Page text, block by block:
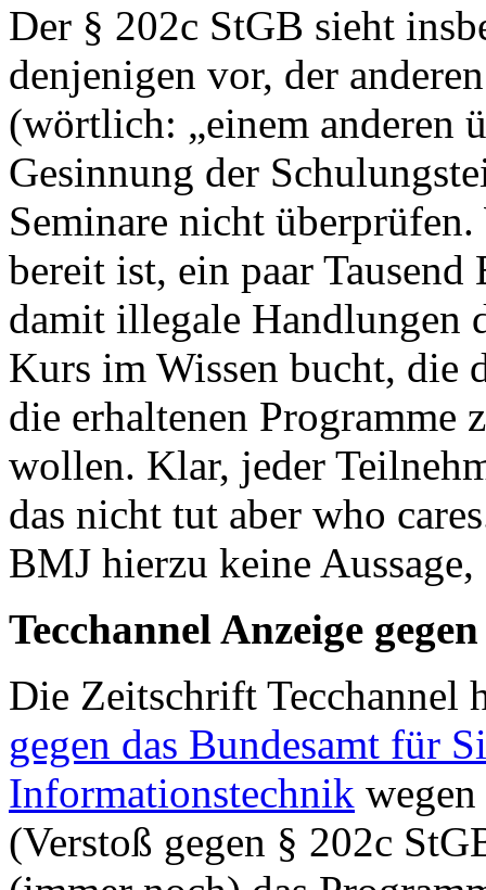
Der § 202c StGB sieht
denjenigen vor, der
(wörtlich: „einem anderen
Gesinnung der
Seminare nicht
bereit ist, ein paar
damit illegale Handlungen
Kurs im Wissen bucht, die
die erhaltenen Programme
wollen. Klar, jeder
das nicht tut aber who
BMJ hierzu keine
Tecchannel Anzeige
Die Zeitschrift Tecchannel
gegen das Bundesamt für
Informationstechnik
(Verstoß gegen § 202c